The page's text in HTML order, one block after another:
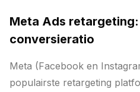
Meta Ads
conversieratio
Meta (Facebook en
populairste retargeting